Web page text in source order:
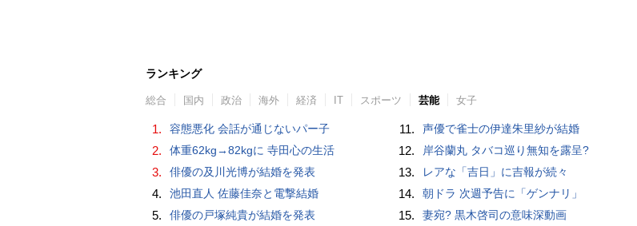
ランキング
総合 国内 政治 海外 経済 IT スポーツ 芸能 女子
1. 容態悪化 会話が通じないパー子
2. 体重62kg→82kgに 寺田心の生活
3. 俳優の及川光博が結婚を発表
4. 池田直人 佐藤佳奈と電撃結婚
5. 俳優の戸塚純貴が結婚を発表
11. 声優で雀士の伊達朱里紗が結婚
12. 岸谷蘭丸 タバコ巡り無知を露呈?
13. レアな「吉日」に吉報が続々
14. 朝ドラ 次週予告に「ゲンナリ」
15. 妻宛? 黒木啓司の意味深動画